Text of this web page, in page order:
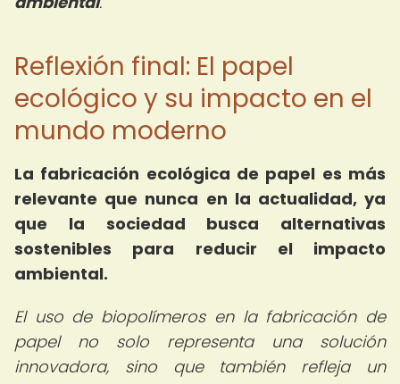
Reflexión final: El papel
ecológico y su impacto en el
mundo moderno
La fabricación ecológica de papel es más
relevante que nunca en la actualidad, ya
que la sociedad busca alternativas
sostenibles para reducir el impacto
ambiental.
El uso de biopolímeros en la fabricación de
papel no solo representa una solución
innovadora, sino que también refleja un